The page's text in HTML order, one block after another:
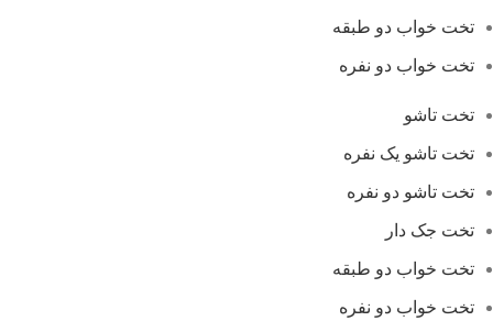
تخت خواب دو طبقه
تخت خواب دو نفره
تخت تاشو
تخت تاشو یک نفره
تخت تاشو دو نفره
تخت جک دار
تخت خواب دو طبقه
تخت خواب دو نفره